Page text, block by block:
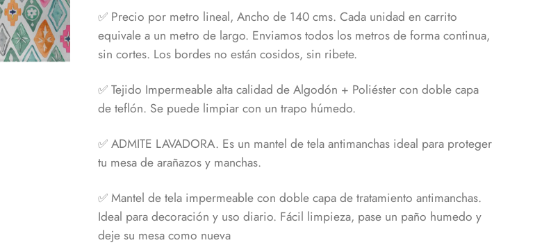
✅ Precio por metro lineal, Ancho de 140 cms. Cada unidad en carrito
equivale a un metro de largo. Enviamos todos los metros de forma continua,
sin cortes. Los bordes no están cosidos, sin ribete.
✅ Tejido Impermeable alta calidad de Algodón + Poliéster con doble capa
de teflón. Se puede limpiar con un trapo húmedo.
✅ ADMITE LAVADORA. Es un mantel de tela antimanchas ideal para proteger
tu mesa de arañazos y manchas.
✅ Mantel de tela impermeable con doble capa de tratamiento antimanchas.
Ideal para decoración y uso diario. Fácil limpieza, pase un paño humedo y
deje su mesa como nueva